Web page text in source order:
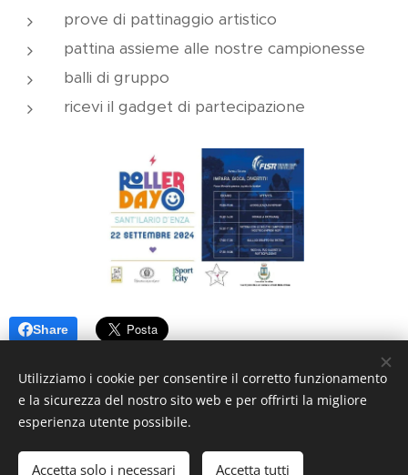
prove di pattinaggio artistico
pattina assieme alle nostre campionesse
balli di gruppo
ricevi il gadget di partecipazione
Share
Astra Skate Val d'Enza
Utilizziamo i cookie per consentire il corretto funzionamento
e la sicurezza del nostro sito web e per offrirti la migliore
esperienza utente possibile.
Accetta solo i necessari Accetta tutti